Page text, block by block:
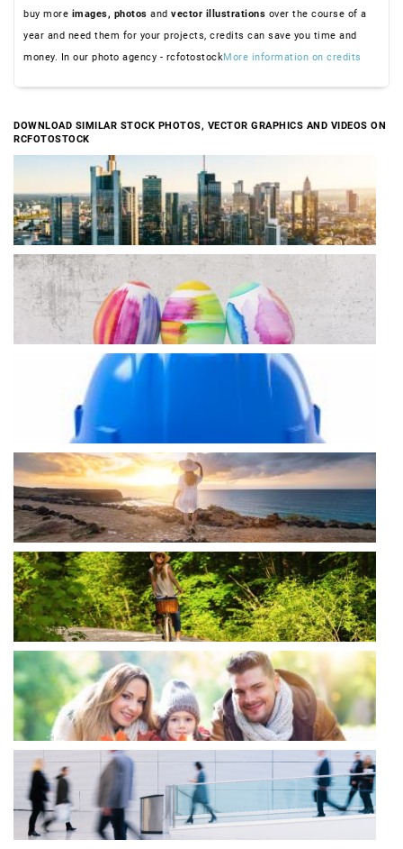
buy more images, photos and vector illustrations over the course of a
year and need them for your projects, credits can save you time and
money. In our photo agency - rcfotostockMore information on credits
DOWNLOAD SIMILAR STOCK PHOTOS, VECTOR GRAPHICS AND VIDEOS ON
RCFOTOSTOCK